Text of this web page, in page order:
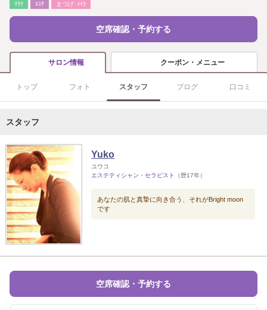
ﾘﾗｸ ｴｽﾃ まつげ･ﾒｲｸ
空席確認・予約する
サロン情報 クーポン・メニュー
トップ フォト スタッフ ブログ 口コミ
スタッフ
Yuko
ユウコ
エステティシャン・セラピスト
（歴17年）
あなたの肌と真摯に向き合う、それがBright moon
です
空席確認・予約する